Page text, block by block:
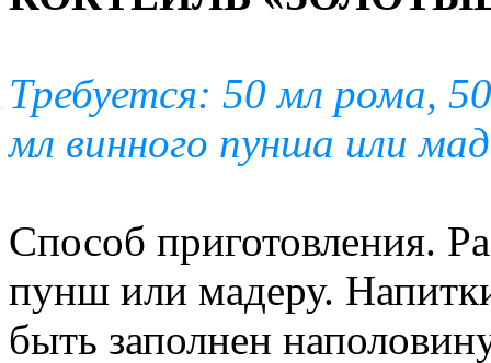
Требуется: 50 мл рома,
мл винного пунша или
Способ приготовления.
пунш или мадеру.
быть заполнен